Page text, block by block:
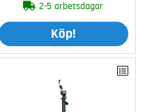
2-5 arbetsdagar
Köp!